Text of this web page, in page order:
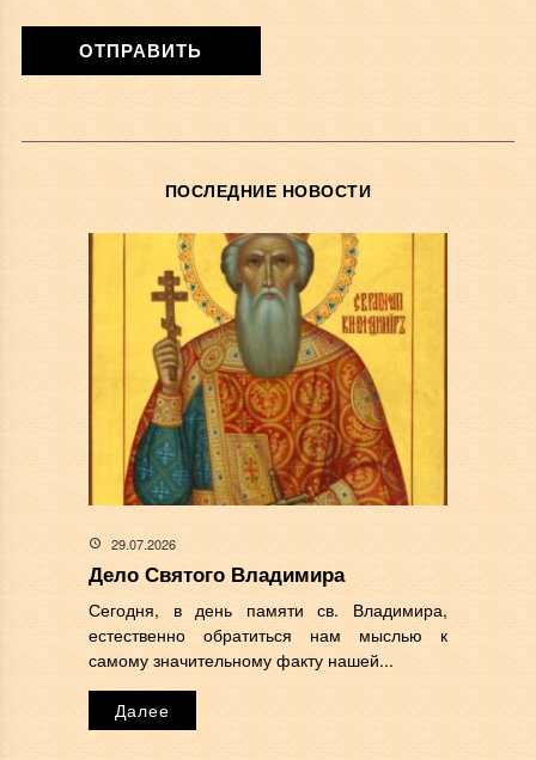
ПОСЛЕДНИЕ НОВОСТИ
29.07.2026
Дело Святого Владимира
Сегодня, в день памяти св. Владимира,
естественно обратиться нам мыслью к
самому значительному факту нашей...
Далее